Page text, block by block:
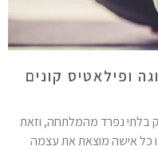
ופילאטיס קונים
נפרד מהמלתחה, וזאת
אישה מוצאת את עצמה